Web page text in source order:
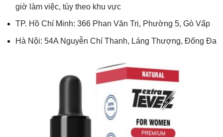
giờ làm việc, tùy theo khu vực
TP. Hồ Chí Minh: 366 Phan Văn Trị, Phường 5, Gò Vấp
Hà Nội: 54A Nguyễn Chí Thanh, Láng Thượng, Đống Đa